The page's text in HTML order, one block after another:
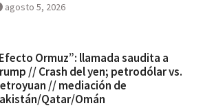
agosto 5, 2026
Ormuz”: llamada saudita a
// Crash del yen; petrodólar vs.
// mediación de
Qatar/Omán